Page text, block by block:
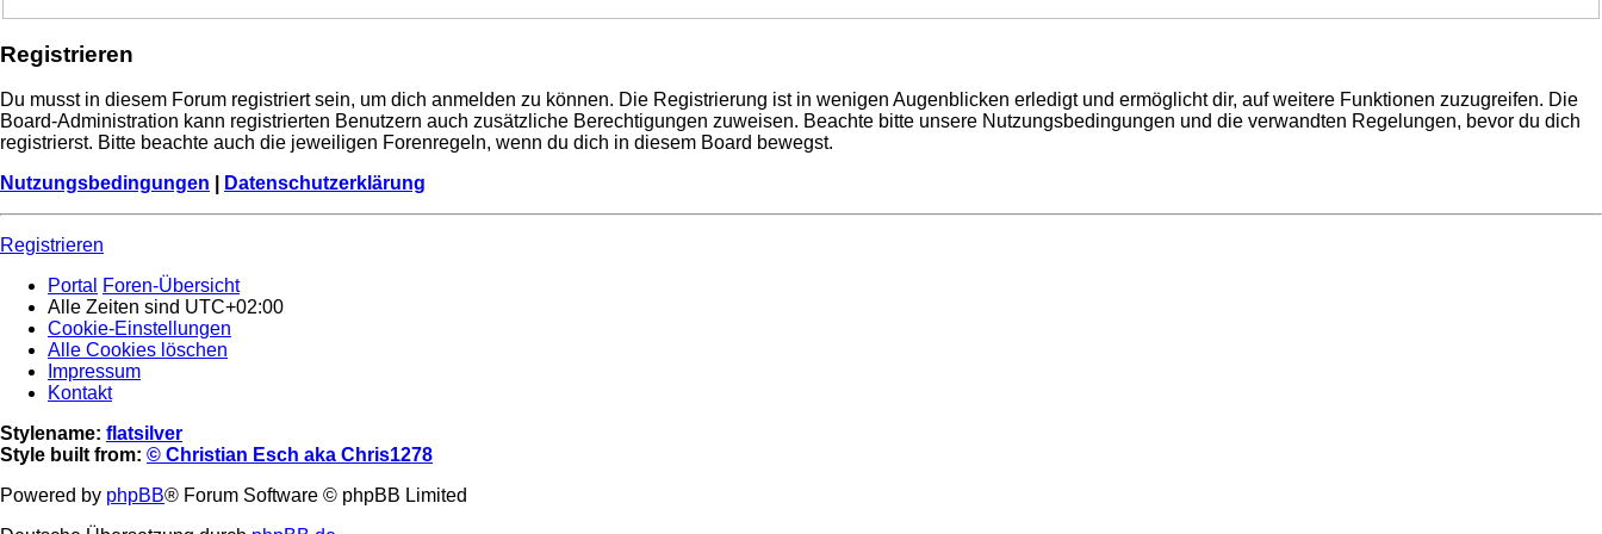
Registrieren
Du musst in diesem Forum registriert sein, um dich anmelden zu können. Die Registrierung ist in wenigen Augenblicken erledigt und ermöglicht dir, auf weitere Funktionen zuzugreifen. Die
Board-Administration kann registrierten Benutzern auch zusätzliche Berechtigungen zuweisen. Beachte bitte unsere Nutzungsbedingungen und die verwandten Regelungen, bevor du dich
registrierst. Bitte beachte auch die jeweiligen Forenregeln, wenn du dich in diesem Board bewegst.
Nutzungsbedingungen
Datenschutzerklärung
Registrieren
Portal Foren-Übersicht
Alle Zeiten sind UTC+02:00
Cookie-Einstellungen
Alle Cookies löschen
Impressum
Kontakt
Stylename: flatsilver
Style built from: © Christian Esch aka Chris1278
Powered by phpBB® Forum Software © phpBB Limited